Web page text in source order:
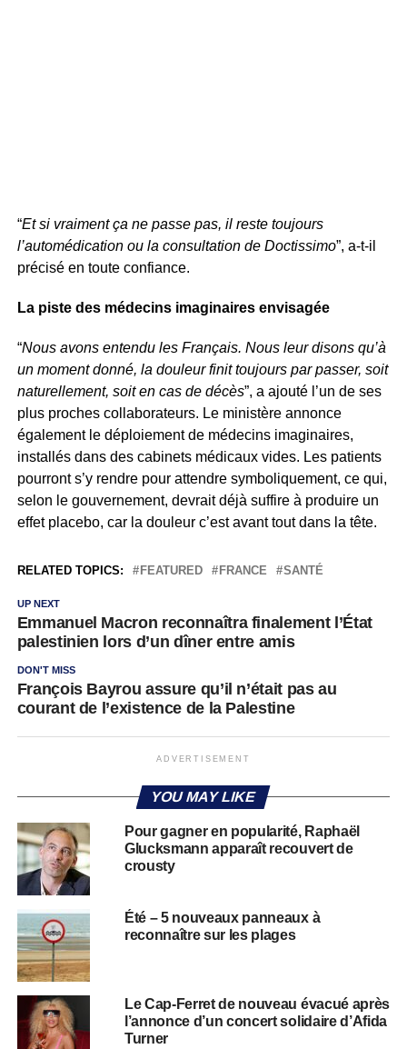
“Et si vraiment ça ne passe pas, il reste toujours
l’automédication ou la consultation de Doctissimo”, a-t-il
précisé en toute confiance.
La piste des médecins imaginaires envisagée
“Nous avons entendu les Français. Nous leur disons qu’à
un moment donné, la douleur finit toujours par passer, soit
naturellement, soit en cas de décès”, a ajouté l’un de ses
plus proches collaborateurs. Le ministère annonce
également le déploiement de médecins imaginaires,
installés dans des cabinets médicaux vides. Les patients
pourront s’y rendre pour attendre symboliquement, ce qui,
selon le gouvernement, devrait déjà suffire à produire un
effet placebo, car la douleur c’est avant tout dans la tête.
RELATED TOPICS: FEATURED FRANCE SANTÉ
UP NEXT
Emmanuel Macron reconnaîtra finalement l’État
palestinien lors d’un dîner entre amis
DON'T MISS
François Bayrou assure qu’il n’était pas au
courant de l’existence de la Palestine
ADVERTISEMENT
YOU MAY LIKE
Pour gagner en popularité, Raphaël
Glucksmann apparaît recouvert de
crousty
Été – 5 nouveaux panneaux à
reconnaître sur les plages
Le Cap-Ferret de nouveau évacué après
l’annonce d’un concert solidaire d’Afida
Turner